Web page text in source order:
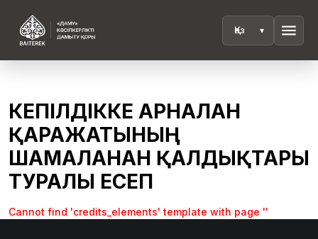
menu
КЕПІЛДІККЕ АРНАЛҒАН
ҚАРАЖАТЫНЫҢ
ШАМАЛАНҒАН ҚАЛДЫҚТАРЫ
ТУРАЛЫ ЕСЕП
Cannot find 'credits_elements' template with page ''